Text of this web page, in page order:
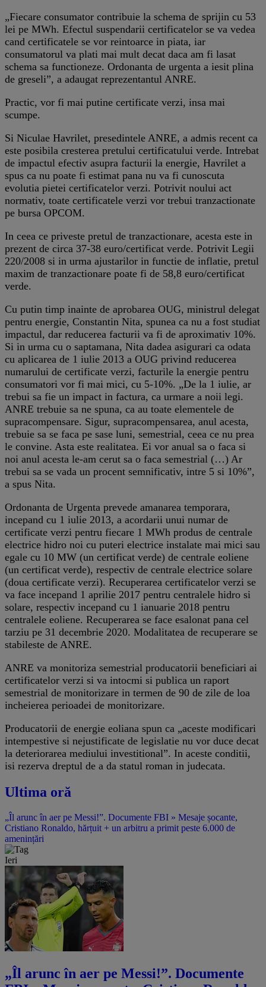
„Fiecare consumator contribuie la schema de sprijin cu 53
lei pe MWh. Efectul suspendarii certificatelor se va vedea
cand certificatele se vor reintoarce in piata, iar
consumatorul va plati mai mult decat daca am fi lasat
schema sa functioneze. Ordonanta de urgenta a iesit plina
de greseli”, a adaugat reprezentantul ANRE.
Practic, vor fi mai putine certificate verzi, insa mai
scumpe.
Si Niculae Havrilet, presedintele ANRE, a admis recent ca
este posibila cresterea pretului certificatului verde. Intrebat
de impactul efectiv asupra facturii la energie, Havrilet a
spus ca nu poate fi estimat pana nu va fi cunoscuta
evolutia pietei certificatelor verzi. Potrivit noului act
normativ, toate certificatele verzi vor trebui tranzactionate
pe bursa OPCOM.
In ceea ce priveste pretul de tranzactionare, acesta este in
prezent de circa 37-38 euro/certificat verde. Potrivit Legii
220/2008 si in urma ajustarilor in functie de inflatie, pretul
maxim de tranzactionare poate fi de 58,8 euro/certificat
verde.
Cu putin timp inainte de aprobarea OUG, ministrul delegat
pentru energie, Constantin Nita, spunea ca nu a fost studiat
impactul, dar reducerea facturii va fi de aproximativ 10%.
Si in urma cu o saptamana, Nita dadea asigurari ca odata
cu aplicarea de 1 iulie 2013 a OUG privind reducerea
numarului de certificate verzi, facturile la energie pentru
consumatori vor fi mai mici, cu 5-10%. „De la 1 iulie, ar
trebui sa fie un impact in factura, ca urmare a noii legi.
ANRE trebuie sa ne spuna, ca au toate elementele de
supracompensare. Sigur, supracompensarea, anul acesta,
trebuie sa se faca pe sase luni, semestrial, ceea ce nu prea
le convine. Asta este realitatea. Ei vor anual sa o faca si
noi anul acesta le-am cerut sa o faca semestrial (…) Ar
trebui sa se vada un procent semnificativ, intre 5 si 10%”,
a spus Nita.
Ordonanta de Urgenta prevede amanarea temporara,
incepand cu 1 iulie 2013, a acordarii unui numar de
certificate verzi pentru fiecare 1 MWh produs de centrale
electrice hidro noi cu puteri electrice instalate mai mici sau
egale cu 10 MW (un certificat verde) de centrale eoliene
(un certificat verde), respectiv de centrale electrice solare
(doua certificate verzi). Recuperarea certificatelor verzi se
va face incepand 1 aprilie 2017 pentru centralele hidro si
solare, respectiv incepand cu 1 ianuarie 2018 pentru
centralele eoliene. Recuperarea se face esalonat pana cel
tarziu pe 31 decembrie 2020. Modalitatea de recuperare se
stabileste de ANRE.
ANRE va monitoriza semestrial producatorii beneficiari ai
certificatelor verzi si va intocmi si publica un raport
semestrial de monitorizare in termen de 90 de zile de loa
incheierea perioadei de monitorizare.
Producatorii de energie eoliana spun ca „aceste modificari
intempestive si nejustificate de legislatie nu vor duce decat
la deteriorarea mediului investitional”. In aceste conditii,
isi rezerva dreptul de a da statul roman in judecata.
Ultima oră
„Îl arunc în aer pe Messi!”. Documente FBI » Mesaje șocante,
Cristiano Ronaldo, hărțuit + un arbitru a primit peste 6.000 de
amenințări
Ieri
„Îl arunc în aer pe Messi!”. Documente